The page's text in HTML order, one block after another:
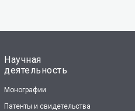
Научная
деятельность
Монографии
Патенты и свидетельства